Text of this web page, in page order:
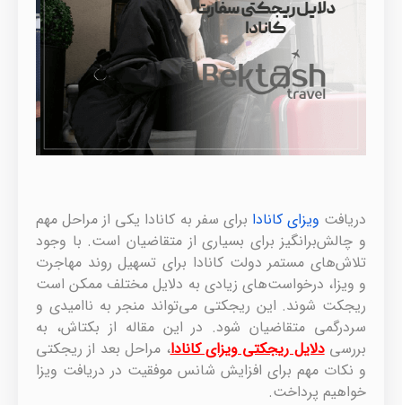
دریافت ویزای کانادا برای سفر به کانادا یکی از مراحل مهم
و چالش‌برانگیز برای بسیاری از متقاضیان است. با وجود
تلاش‌های مستمر دولت کانادا برای تسهیل روند مهاجرت
و ویزا، درخواست‌های زیادی به دلایل مختلف ممکن است
ریجکت شوند. این ریجکتی می‌تواند منجر به ناامیدی و
سردرگمی متقاضیان شود. در این مقاله از بکتاش، به
بررسیدلایل ریجکتی ویزای کانادا، مراحل بعد از ریجکتی
و نکات مهم برای افزایش شانس موفقیت در دریافت ویزا
خواهیم پرداخت.